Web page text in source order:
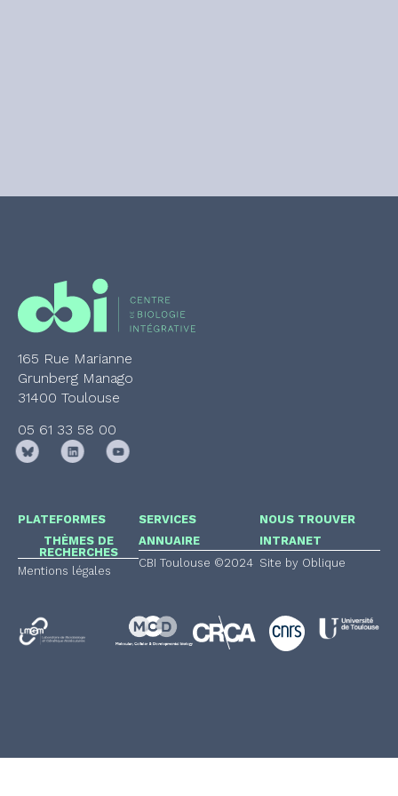
165 Rue Marianne
Grunberg Manago
31400 Toulouse
05 61 33 58 00
PLATEFORMES
THÈMES DE
RECHERCHES
Mentions légales
SERVICES
ANNUAIRE
CBI Toulouse ©2024
NOUS TROUVER
INTRANET
Site by Oblique